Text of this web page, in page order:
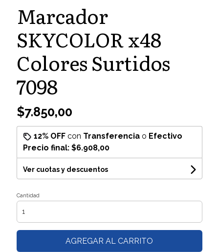
Marcador
SKYCOLOR x48
Colores Surtidos
7098
$7.850,00
12% OFFcon Transferenciao Efectivo
Precio final: $6.908,00
Ver cuotas y descuentos
Cantidad
AGREGAR AL CARRITO